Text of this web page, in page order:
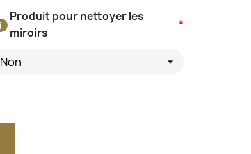
*
Produit pour nettoyer les
miroirs
Non